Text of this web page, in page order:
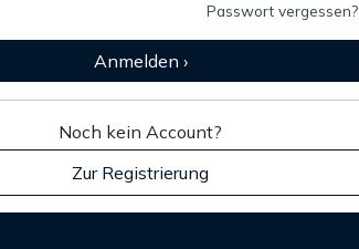
Passwort vergessen?
Anmelden ›
Noch kein Account?
Zur Registrierung